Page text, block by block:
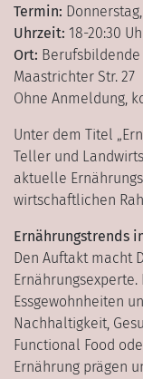
Termin:
Uhrzeit: 18-20:30
Ort:
Maastrichter Str. 27
Ohne Anmeldung,
Unter dem Titel
Teller und
aktuelle
wirtschaftlichen
Ernährungstrends
Den Auftakt macht
Essgewohnheiten
Nachhaltigkeit,
Functional Food
Ernährung prägen